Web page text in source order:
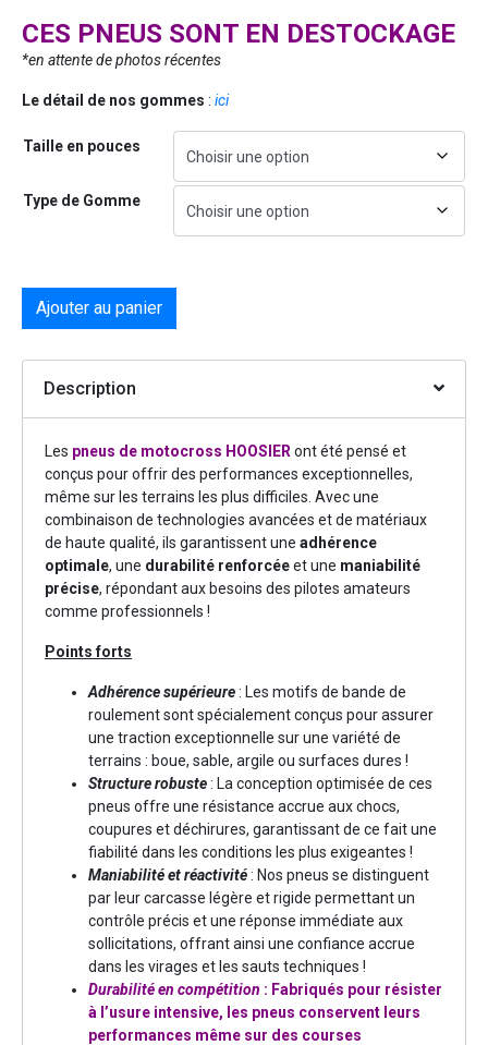
CES PNEUS SONT EN DESTOCKAGE
*en attente de photos récentes
Le détail de nos gommes : ici
Taille en pouces
Type de Gomme
Ajouter au panier
Description
Les pneus de motocross HOOSIER ont été pensé et
conçus pour offrir des performances exceptionnelles,
même sur les terrains les plus difficiles. Avec une
combinaison de technologies avancées et de matériaux
de haute qualité, ils garantissent une adhérence
optimale, une durabilité renforcéeet une maniabilité
précise, répondant aux besoins des pilotes amateurs
comme professionnels !
Points forts
Adhérence supérieure: Les motifs de bande de
roulement sont spécialement conçus pour assurer
une traction exceptionnelle sur une variété de
terrains : boue, sable, argile ou surfaces dures !
Structure robuste: La conception optimisée de ces
pneus offre une résistance accrue aux chocs,
coupures et déchirures, garantissant de ce fait une
fiabilité dans les conditions les plus exigeantes !
Maniabilité et réactivité: Nos pneus se distinguent
par leur carcasse légère et rigide permettant un
contrôle précis et une réponse immédiate aux
sollicitations, offrant ainsi une confiance accrue
dans les virages et les sauts techniques !
Durabilité en compétition : Fabriqués pour résister
à l’usure intensive, les pneus conservent leurs
performances même sur des courses